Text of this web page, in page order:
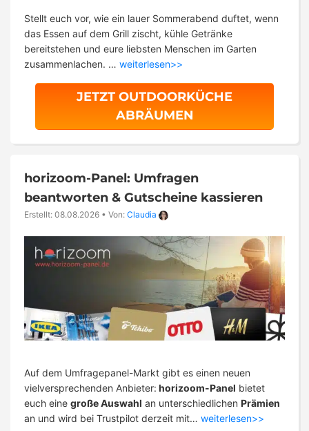
Stellt euch vor, wie ein lauer Sommerabend duftet, wenn
das Essen auf dem Grill zischt, kühle Getränke
bereitstehen und eure liebsten Menschen im Garten
zusammenlachen. … weiterlesen>>
JETZT OUTDOORKÜCHE
ABRÄUMEN
horizoom-Panel: Umfragen
beantworten & Gutscheine kassieren
Erstellt: 08.08.2026 • Von: Claudia
Auf dem Umfragepanel-Markt gibt es einen neuen
vielversprechenden Anbieter: horizoom-Panel bietet
euch eine große Auswahl an unterschiedlichen Prämien
an und wird bei Trustpilot derzeit mit… weiterlesen>>